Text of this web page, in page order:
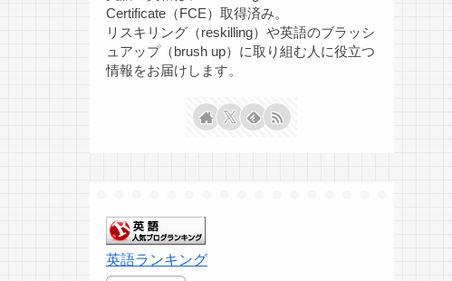
Certificate（FCE）取得済み。
リスキリング（reskilling）や英語のブラッシ
ュアップ（brush up）に取り組む人に役立つ
情報をお届けします。
英語ランキング